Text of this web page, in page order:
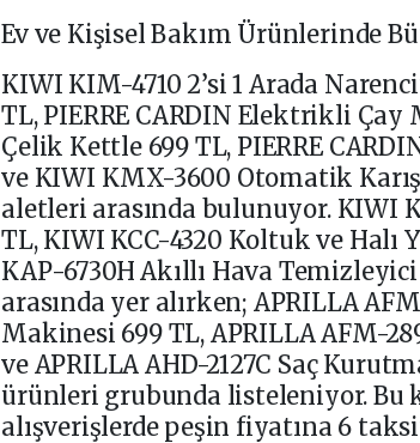
Ev ve Kişisel Bakım Ürünlerinde
KIWI KIM-4710 2’si 1 Arada
TL, PIERRE CARDIN Elektrikli Çay
Çelik Kettle 699 TL, PIERRE
ve KIWI KMX-3600 Otomatik
aletleri arasında bulunuyor. KIWI
TL, KIWI KCC-4320 Koltuk ve Halı
KAP-6730H Akıllı Hava
arasında yer alırken; APRILLA
Makinesi 699 TL, APRILLA AFM-
ve APRILLA AHD-2127C Saç
ürünleri grubunda listeleniyor. Bu
alışverişlerde peşin fiyatına 6